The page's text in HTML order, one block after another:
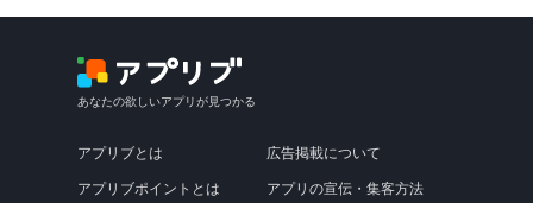
あなたの欲しいアプリが見つかる
アプリブとは
アプリブポイントとは
広告掲載について
アプリの宣伝・集客方法